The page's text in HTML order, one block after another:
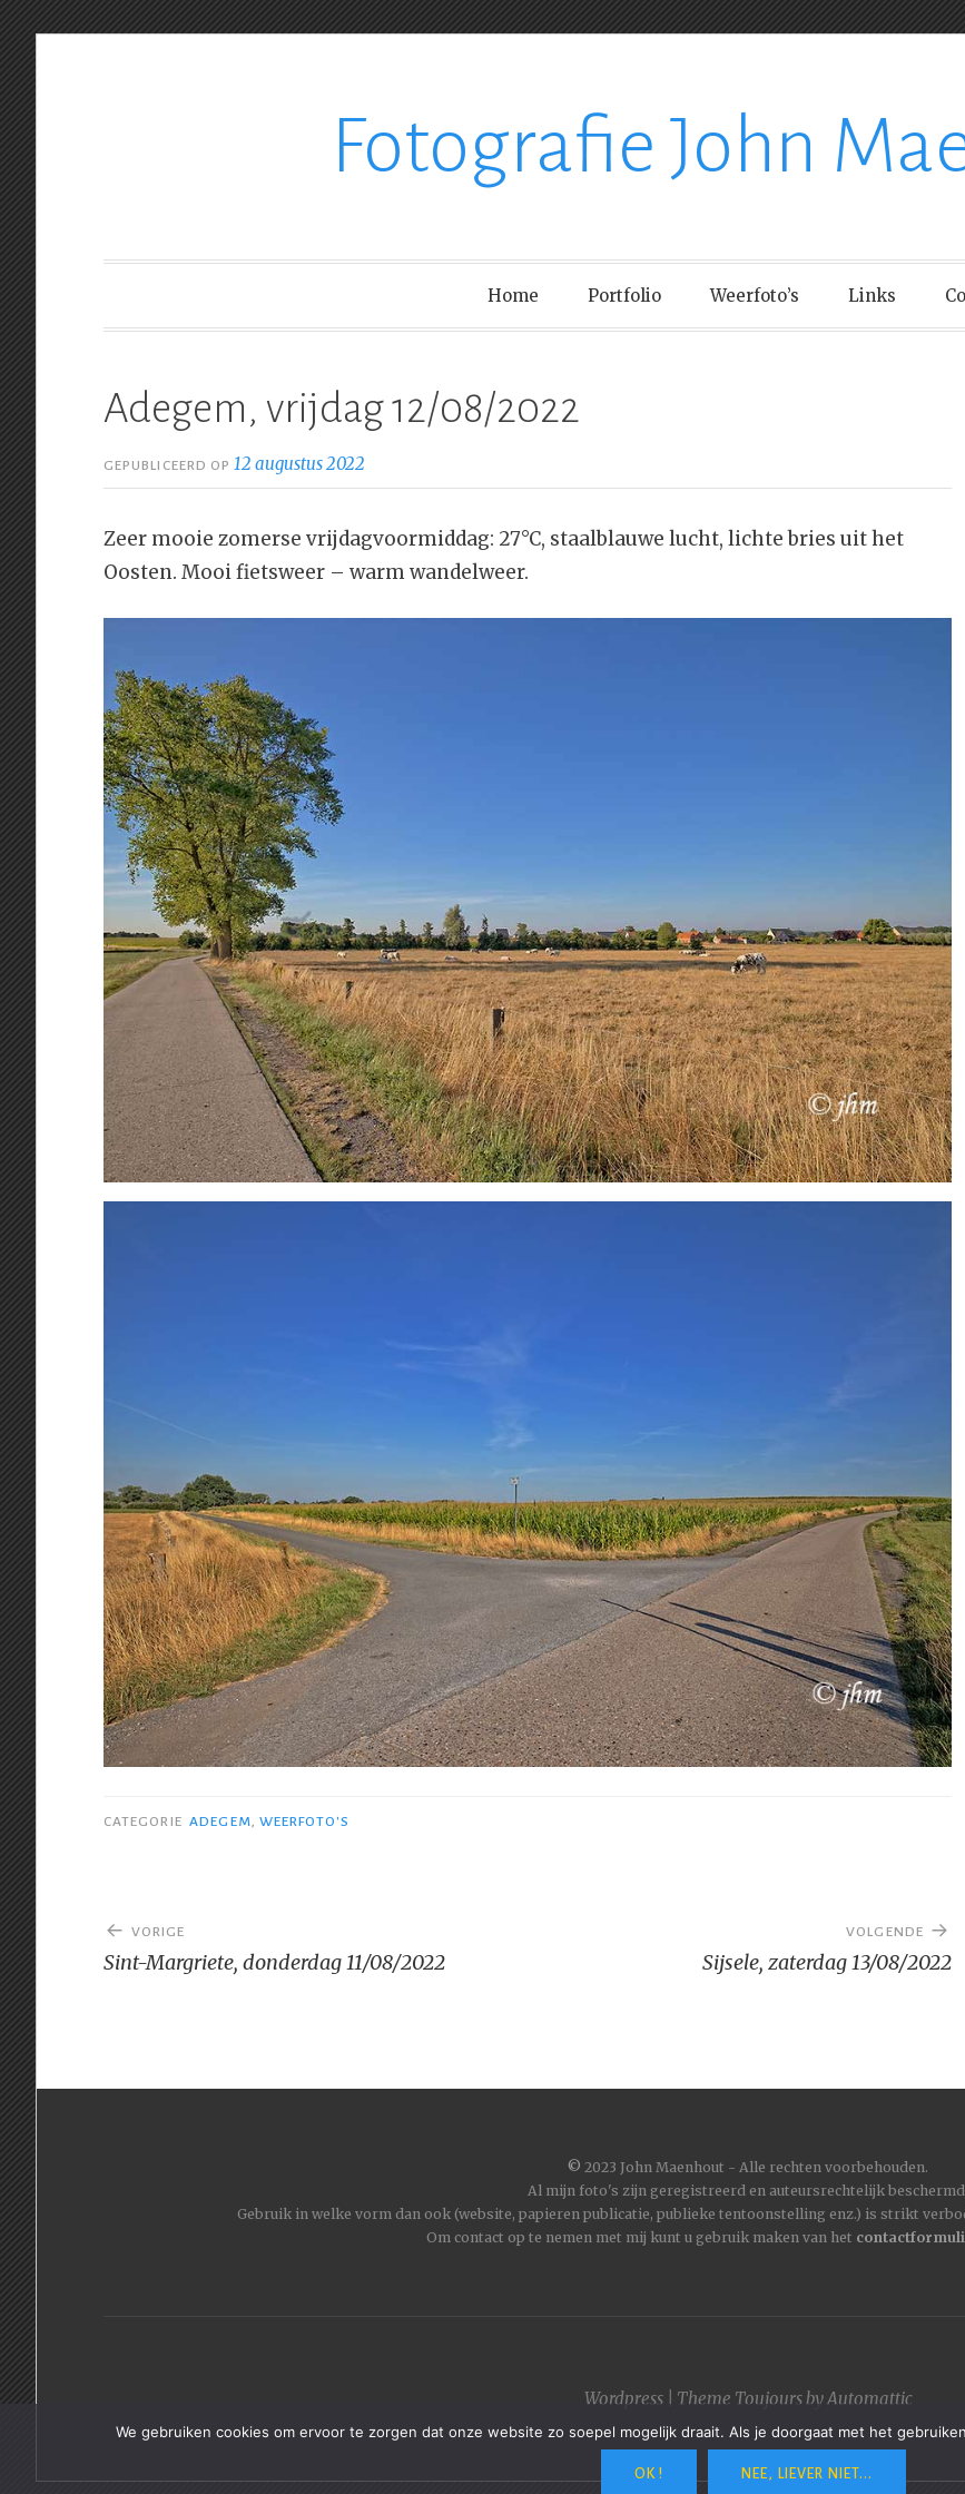
Fotografie John
Home Portfolio Weerfoto’s Links
Adegem, vrijdag 12/08/2022
GEPUBLICEERD OP12 augustus 2022
Zeer mooie zomerse vrijdagvoormiddag: 27°C, staalblauwe lucht, lichte bries uit het
Oosten. Mooi fietsweer – warm wandelweer.
CATEGORIE ADEGEM, WEERFOTO'S
Bericht
navigatie
VORIGE
Sint-Margriete, donderdag 11/08/2022
VOLGENDE
Sijsele, zaterdag 13/08/2022
© 2023 John Maenhout - Alle rechten voorbehouden.
Al mijn foto's zijn geregistreerd en auteursrechtelijk
Gebruik in welke vorm dan ook (website, papieren publicatie, publieke tentoonstelling enz.) is strikt
Om contact op te nemen met mij kunt u gebruik maken van het
Wordpress| Theme ToujoursbyAutomattic
We gebruiken cookies om ervoor te zorgen dat onze website zo soepel mogelijk draait. Als je doorgaat met het
OK ! NEE, LIEVER NIET...